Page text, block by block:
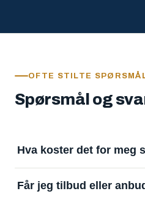
OFTE STILTE
Spørsmål og
Hva koster det for meg
å motta svar. Tjenesten
Får jeg tilbud eller